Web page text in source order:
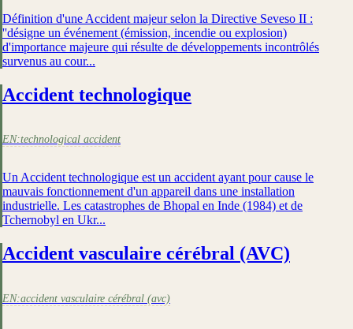
Définition d'une Accident majeur selon la Directive Seveso II :
''désigne un événement (émission, incendie ou explosion)
d'importance majeure qui résulte de développements incontrôlés
survenus au cour...
Accident technologique
EN:technological accident
Un Accident technologique est un accident ayant pour cause le
mauvais fonctionnement d'un appareil dans une installation
industrielle. Les catastrophes de Bhopal en Inde (1984) et de
Tchernobyl en Ukr...
Accident vasculaire cérébral (AVC)
EN:accident vasculaire cérébral (avc)